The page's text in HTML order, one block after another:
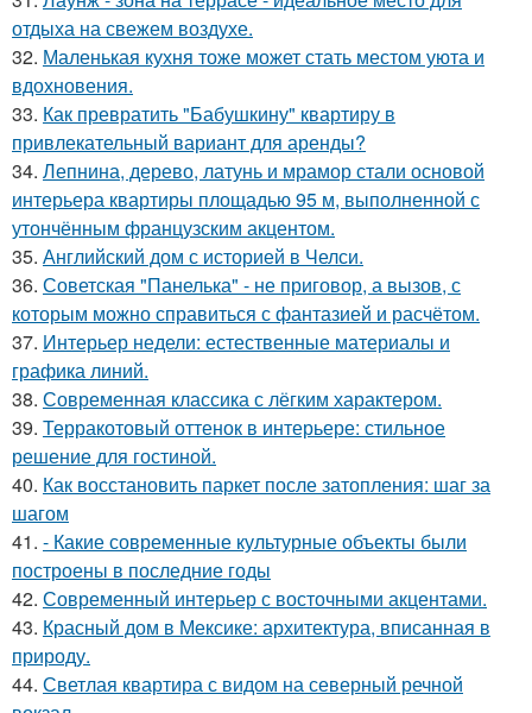
отдыха на свежем воздухе.
32. Маленькая кухня тоже может стать местом уюта и
вдохновения.
33. Как превратить "Бабушкину" квартиру в
привлекательный вариант для аренды?
34. Лепнина, дерево, латунь и мрамор стали основой
интерьера квартиры площадью 95 м, выполненной с
утончённым французским акцентом.
35. Английский дом с историей в Челси.
36. Советская "Панелька" - не приговор, а вызов, с
которым можно справиться с фантазией и расчётом.
37. Интерьер недели: естественные материалы и
графика линий.
38. Современная классика с лёгким характером.
39. Терракотовый оттенок в интерьере: стильное
решение для гостиной.
40. Как восстановить паркет после затопления: шаг за
шагом
41. - Какие современные культурные объекты были
построены в последние годы
42. Современный интерьер с восточными акцентами.
43. Красный дом в Мексике: архитектура, вписанная в
природу.
44. Светлая квартира с видом на северный речной